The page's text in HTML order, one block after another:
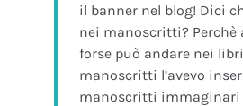
il banner nel blog! Dici
nei manoscritti? Perchè
forse può andare nei
manoscritti l’avevo
manoscritti immaginari